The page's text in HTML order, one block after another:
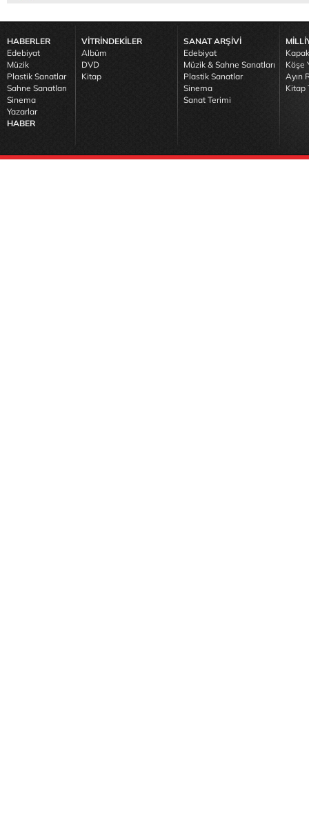
HABERLER
Edebiyat
Müzik
Plastik Sanatlar
Sahne Sanatları
Sinema
Yazarlar
HABER
VİTRİNDEKİLER
Albüm
DVD
Kitap
SANAT ARŞİVİ
Edebiyat
Müzik & Sahne Sanatları
Plastik Sanatlar
Sinema
Sanat Terimi
Köşe
Ayın
Kitap